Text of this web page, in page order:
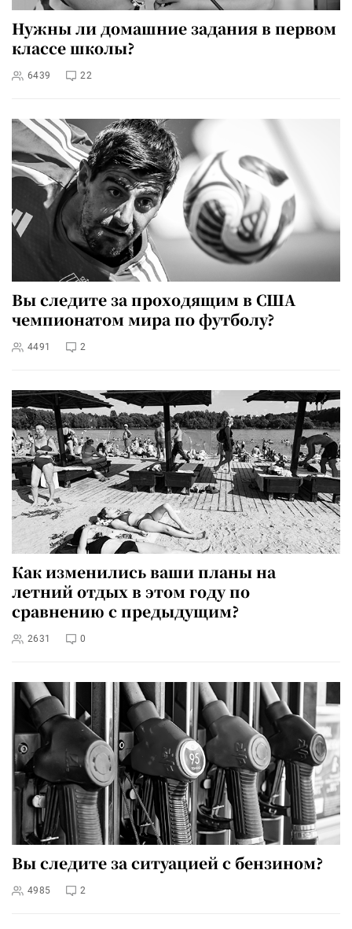
Нужны ли домашние задания в первом
классе школы?
6439 22
Вы следите за проходящим в США
чемпионатом мира по футболу?
4491 2
Как изменились ваши планы на
летний отдых в этом году по
сравнению с предыдущим?
2631 0
Вы следите за ситуацией с бензином?
4985 2